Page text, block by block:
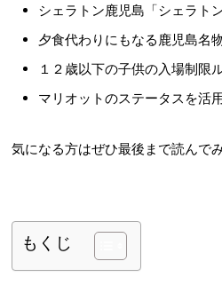
シェラトン鹿児島「シェラト
夕食代わりにもなる鹿児島名
１２歳以下の子供の入場制限
マリオットのステータスを活
気になる方はぜひ最後まで読んで
もくじ